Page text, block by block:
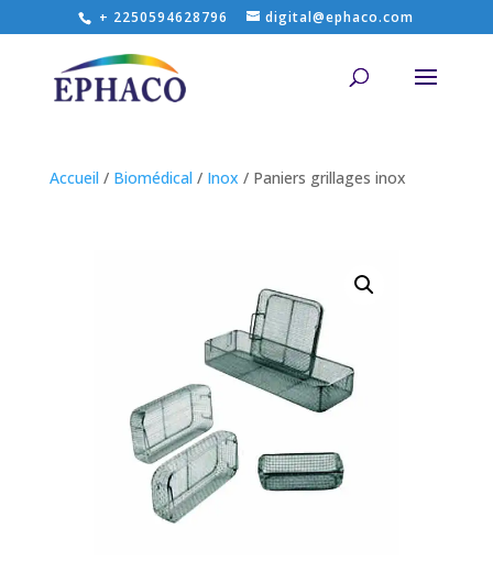
+ 2250594628796 digital@ephaco.com
Accueil / Biomédical / Inox / Paniers grillages inox